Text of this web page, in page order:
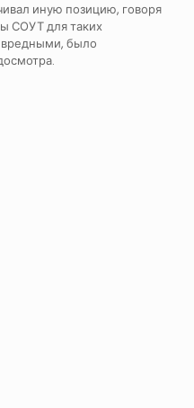
иную позицию, говоря
СОУТ для таких
было